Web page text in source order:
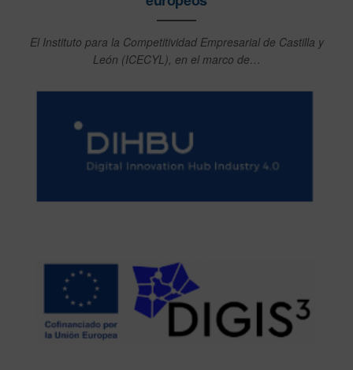
El Instituto para la Competitividad Empresarial de Castilla y
León (ICECYL), en el marco de…